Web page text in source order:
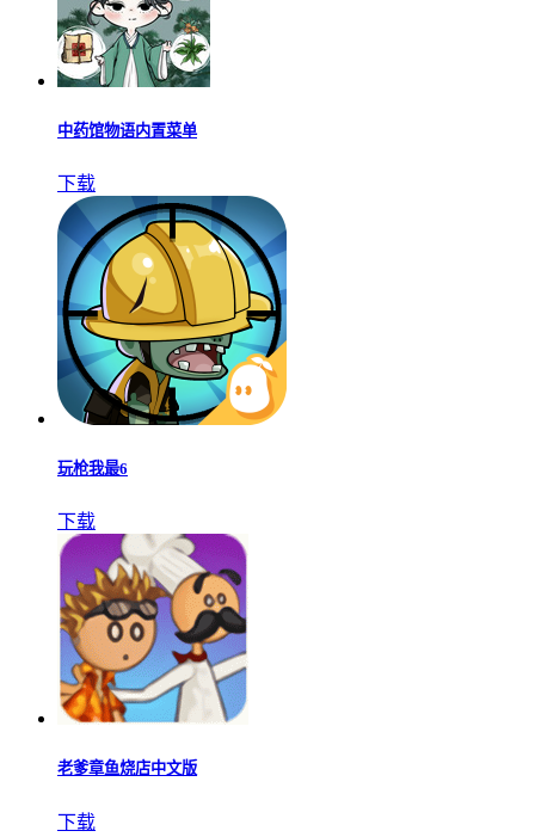
中药馆物语内置菜单
下载
玩枪我最6
下载
老爹章鱼烧店中文版
下载